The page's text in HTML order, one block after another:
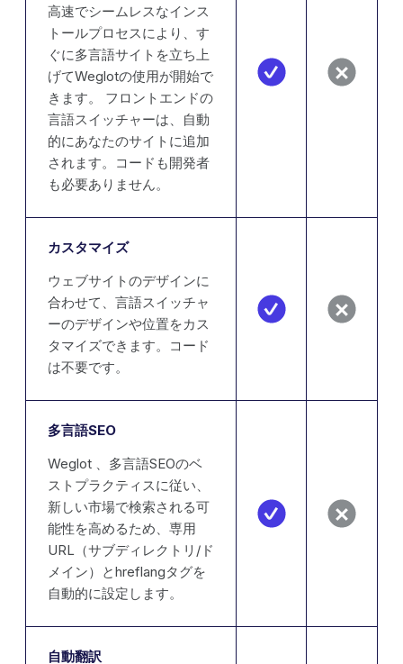
高速でシームレスなインス
トールプロセスにより、す
ぐに多言語サイトを立ち上
げてWeglotの使用が開始で
きます。 フロントエンドの
言語スイッチャーは、自動
的にあなたのサイトに追加
されます。コードも開発者
も必要ありません。
カスタマイズ
ウェブサイトのデザインに
合わせて、言語スイッチャ
ーのデザインや位置をカス
タマイズできます。コード
は不要です。
多言語SEO
Weglot 、多言語SEOのベ
ストプラクティスに従い、
新しい市場で検索される可
能性を高めるため、専用
URL（サブディレクトリ/ド
メイン）とhreflangタグを
自動的に設定します。
自動翻訳